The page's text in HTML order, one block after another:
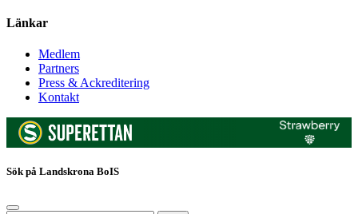
Länkar
Medlem
Partners
Press & Ackreditering
Kontakt
Sök på Landskrona BoIS